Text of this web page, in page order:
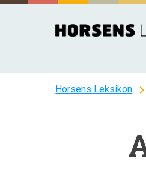
Spring
Horsens Leksikon chevron_right